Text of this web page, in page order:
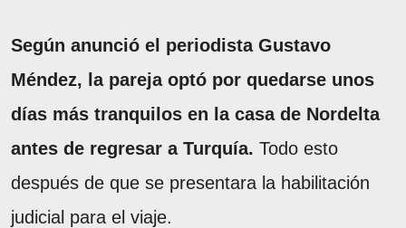
Según anunció el periodista Gustavo
Méndez, la pareja optó por quedarse unos
días más tranquilos en la casa de Nordelta
antes de regresar a Turquía. Todo esto
después de que se presentara la habilitación
judicial para el viaje.